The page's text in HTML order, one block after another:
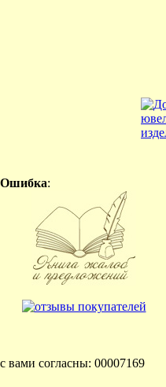
Ошибка:
с вами согласны: 00007169